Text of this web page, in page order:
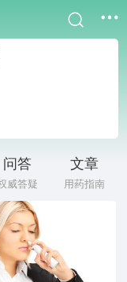
问答
威答疑
文章
用药指南